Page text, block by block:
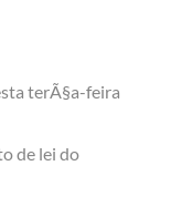
terÃ§a-feira
de lei do